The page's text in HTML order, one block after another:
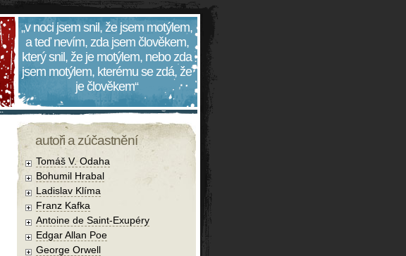
„v noci jsem snil, že jsem motýlem,
a teď nevím, zda jsem člověkem,
který snil, že je motýlem, nebo zda
jsem motýlem, kterému se zdá, že
je člověkem“
autoři a zúčastnění
Tomáš V. Odaha
Bohumil Hrabal
Ladislav Klíma
Franz Kafka
Antoine de Saint-Exupéry
Edgar Allan Poe
George Orwell